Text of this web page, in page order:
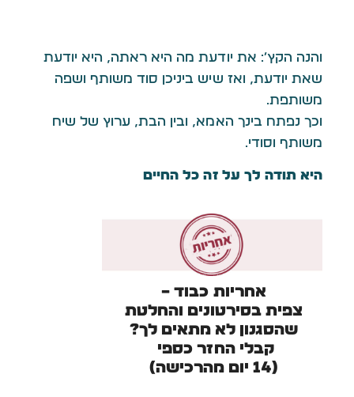
והנה הקץ׳: את יודעת מה היא ראתה, היא יודעת
שאת יודעת, ואז שיש ביניכן סוד משותף ושפה
משותפת.
וכך נפתח בינך האמא, ובין הבת, ערוץ של שיח
משותף וסודי.
היא תודה לך על זה כל החיים
אחריות כבוד –
צפית בסירטונים והחלטת
שהסגנון לא מתאים לך?
קבלי החזר כספי
(14 יום מהרכישה)